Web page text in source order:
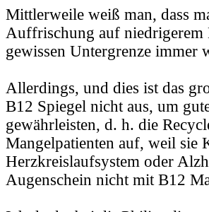
Mittlerweile weiß man, dass
Auffrischung auf niedrigerem
gewissen Untergrenze immer
Allerdings, und dies ist das
B12 Spiegel nicht aus, um
gewährleisten, d. h. die
Mangelpatienten auf, weil sie
Herzkreislaufsystem oder
Augenschein nicht mit B12